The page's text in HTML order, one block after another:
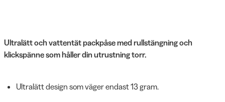
Ultralätt och vattentät packpåse med rullstängning och
klickspänne som håller din utrustning torr.
Ultralätt design som väger endast 13 gram.